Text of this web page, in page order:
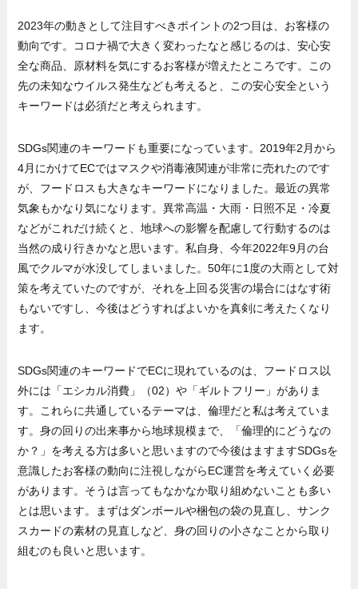
2023年の動きとして注目すべきポイントの2つ目は、お客様の
動向です。コロナ禍で大きく変わったなと感じるのは、安心安
全な商品、原材料を気にするお客様が増えたところです。この
先の未知なウイルス発生なども考えると、この安心安全という
キーワードは必須だと考えられます。
SDGs関連のキーワードも重要になっています。2019年2月から
4月にかけてECではマスクや消毒液関連が非常に売れたのです
が、フードロスも大きなキーワードになりました。最近の異常
気象もかなり気になります。異常高温・大雨・日照不足・冷夏
などがこれだけ続くと、地球への影響を配慮して行動するのは
当然の成り行きかなと思います。私自身、今年2022年9月の台
風でクルマが水没してしまいました。50年に1度の大雨として対
策を考えていたのですが、それを上回る災害の場合にはなす術
もないですし、今後はどうすればよいかを真剣に考えたくなり
ます。
SDGs関連のキーワードでECに現れているのは、フードロス以
外には「エシカル消費」（02）や「ギルトフリー」がありま
す。これらに共通しているテーマは、倫理だと私は考えていま
す。身の回りの出来事から地球規模まで、「倫理的にどうなの
か？」を考える方は多いと思いますので今後はますますSDGsを
意識したお客様の動向に注視しながらEC運営を考えていく必要
があります。そうは言ってもなかなか取り組めないことも多い
とは思います。まずはダンボールや梱包の袋の見直し、サンク
スカードの素材の見直しなど、身の回りの小さなことから取り
組むのも良いと思います。